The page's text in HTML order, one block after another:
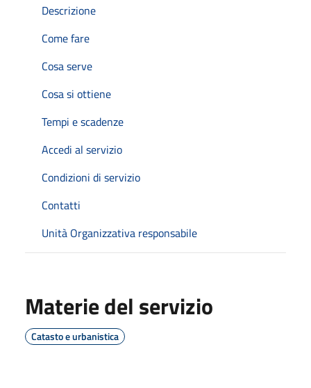
Descrizione
Come fare
Cosa serve
Cosa si ottiene
Tempi e scadenze
Accedi al servizio
Condizioni di servizio
Contatti
Unità Organizzativa responsabile
Materie del servizio
Catasto e urbanistica